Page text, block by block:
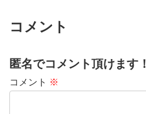
コメント
匿名でコメント頂けます！
コメント ※